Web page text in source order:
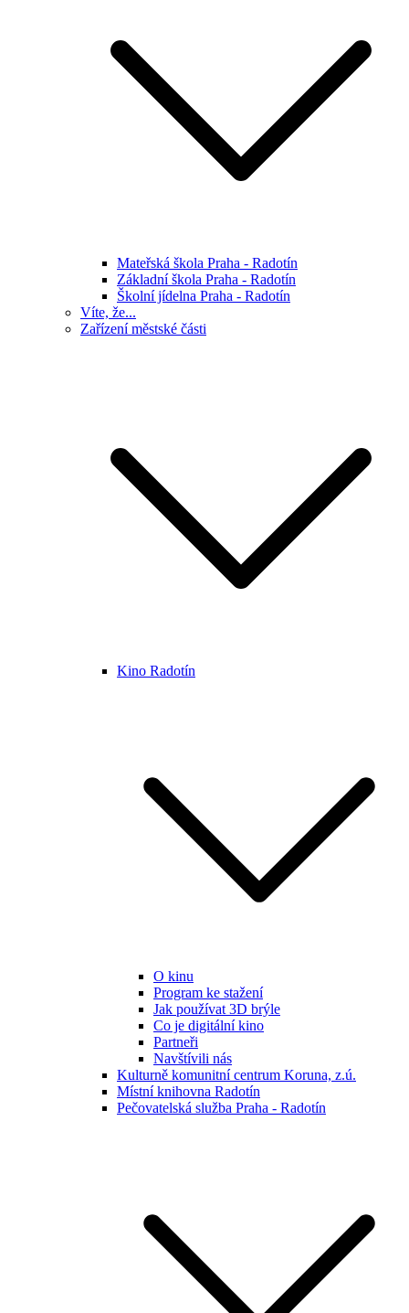
Mateřská škola Praha - Radotín
Základní škola Praha - Radotín
Školní jídelna Praha - Radotín
Víte, že...
Zařízení městské části
Kino Radotín
O kinu
Program ke stažení
Jak používat 3D brýle
Co je digitální kino
Partneři
Navštívili nás
Kulturně komunitní centrum Koruna, z.ú.
Místní knihovna Radotín
Pečovatelská služba Praha - Radotín